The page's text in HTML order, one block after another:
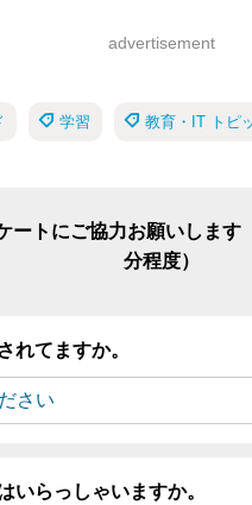
advertisement
学習 教育・IT トピ
ートにご協力お願いします
分程度）
れてますか。
いらっしゃいますか。